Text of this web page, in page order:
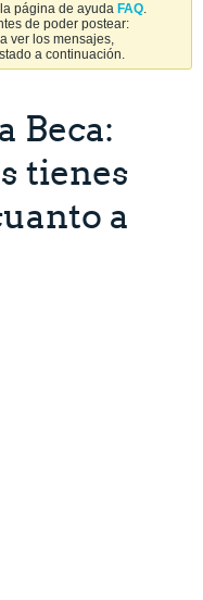
página de ayuda FAQ.
de poder postear:
ver los mensajes,
a continuación.
Beca:
tienes
a